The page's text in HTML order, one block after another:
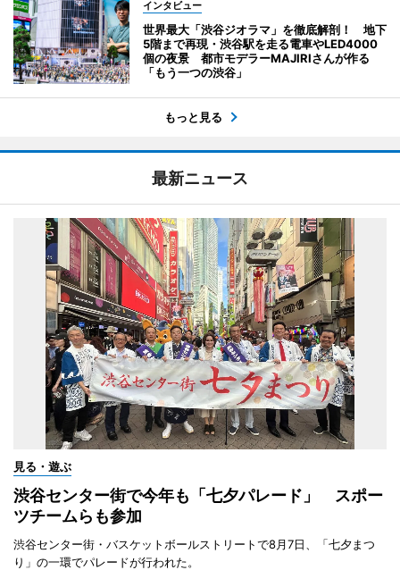
インタビュー
世界最大「渋谷ジオラマ」を徹底解剖！ 地下
5階まで再現・渋谷駅を走る電車やLED4000
個の夜景 都市モデラーMAJIRIさんが作る
「もう一つの渋谷」
もっと見る
最新ニュース
見る・遊ぶ
渋谷センター街で今年も「七夕パレード」 スポー
ツチームらも参加
渋谷センター街・バスケットボールストリートで8月7日、「七夕まつ
り」の一環でパレードが行われた。